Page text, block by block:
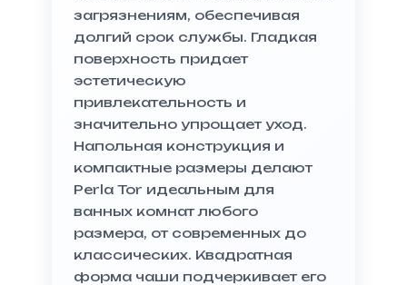
загрязнениям, обеспечивая
долгий срок службы. Гладкая
поверхность придает
эстетическую
привлекательность и
значительно упрощает уход.
Напольная конструкция и
компактные размеры делают
Perla Tor идеальным для
ванных комнат любого
размера, от современных до
классических. Квадратная
форма чаши подчеркивает его